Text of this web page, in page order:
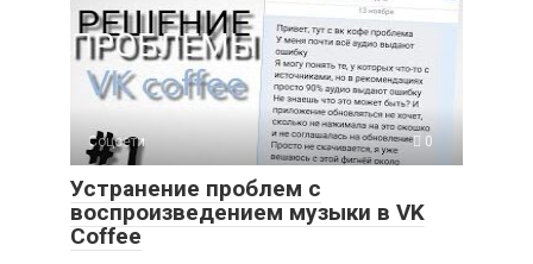
Соцсети 0
Устранение проблем с
воспроизведением музыки в VK
Coffee